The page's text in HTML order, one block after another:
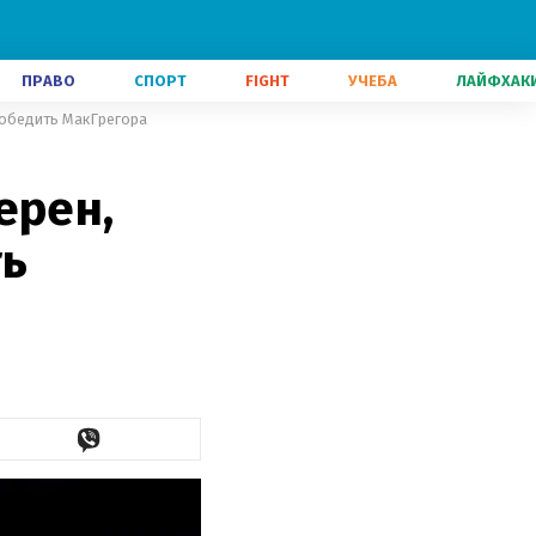
ПРАВО СПОРТ FIGHT УЧЕБА
МакГрегора